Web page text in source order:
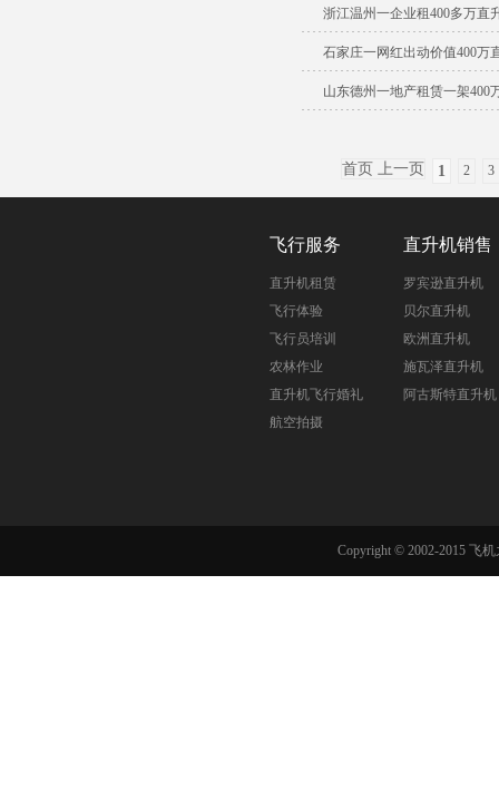
浙江温州一企业租400多万直
石家庄一网红出动价值400万
山东德州一地产租赁一架400
首页 上一页 1 2 3
飞行服务
直升机租赁
飞行体验
飞行员培训
农林作业
直升机飞行婚礼
航空拍摄
直升机销售
罗宾逊直升机
贝尔直升机
欧洲直升机
施瓦泽直升机
阿古斯特直升机
Copyright © 2002-2015 飞